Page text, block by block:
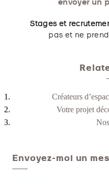
Stages et
pas et ne
Créateurs
Votre projet
Envoyez-moi un